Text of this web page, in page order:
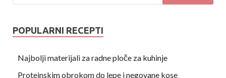
POPULARNI RECEPTI
Najbolji materijali za radne ploče za kuhinje
Proteinskim obrokom do lepe i negovane kose